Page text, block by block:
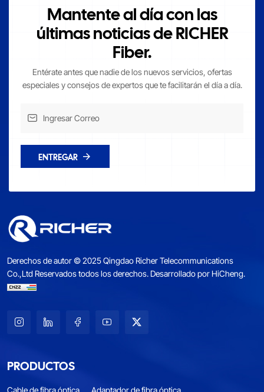
Mantente al día con las
últimas noticias de RICHER
Fiber.
Entérate antes que nadie de los nuevos servicios, ofertas
especiales y consejos de expertos que te facilitarán el día a día.
ENTREGAR
Derechos de autor © 2025 Qingdao Richer Telecommunications
Co.,Ltd Reservados todos los derechos.Desarrollado por HiCheng.
PRODUCTOS